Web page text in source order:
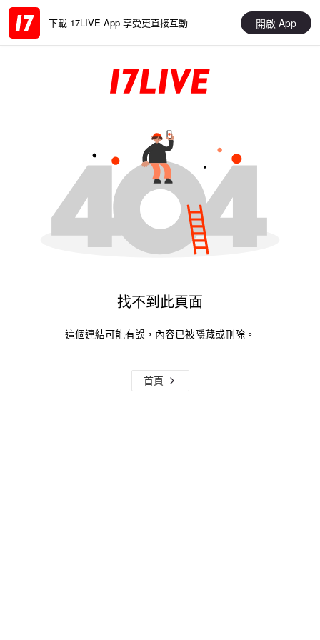
下載 17LIVE App 享受更直接互動 開啟 App
找不到此頁面
這個連結可能有誤，內容已被隱藏或刪除。
首頁